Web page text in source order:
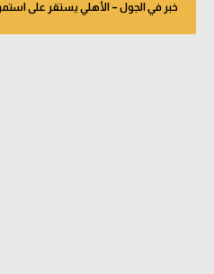
خبر في الجول – الأهلي يستقر على